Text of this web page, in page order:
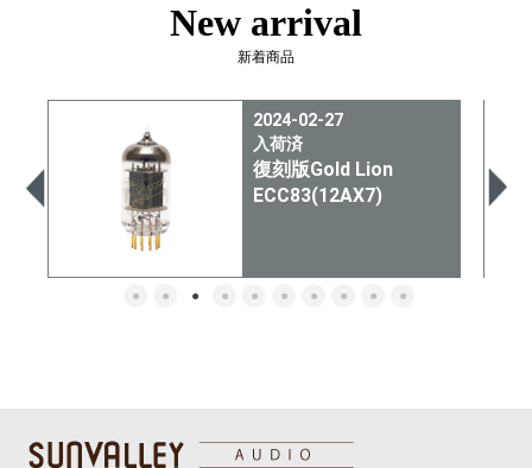
New arrival
新着商品
2024-02-02
入荷済
PSVANE KT88-C (ペ
ア)